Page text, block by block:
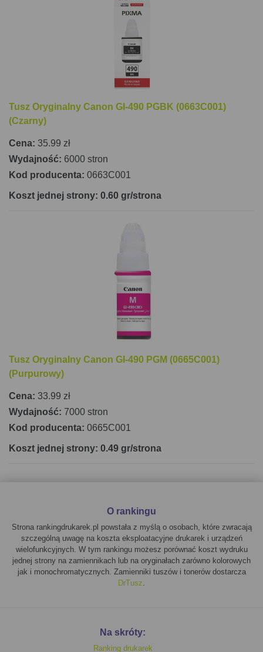
Tusz Oryginalny Canon GI-490 PGBK (0663C001)
(Czarny)
Cena: 35.99 zł
Wydajność: 6000 stron
Kod producenta: 0663C001
Koszt jednej strony: 0.60 gr/strona
Tusz Oryginalny Canon GI-490 PGM (0665C001)
(Purpurowy)
Cena: 33.99 zł
Wydajność: 7000 stron
Kod producenta: 0665C001
Koszt jednej strony: 0.49 gr/strona
O rankingu
Strona rankingdrukarek.pl powstała z myślą o osobach, które zwracają
szczególną uwagę na koszta eksploatacyjne drukarek i urządzeń
wielofunkcyjnych. W tym rankingu możesz porównać koszt wydruku
jednej strony na zamiennikach lub na oryginałach zarówno kolorowych
jak i monochromatycznych. Zamienniki tuszów i tonerów dostarcza
DrTusz.
Na skróty:
Ranking drukarek